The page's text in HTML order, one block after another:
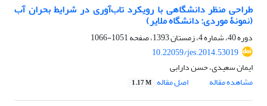
طراحی منظر دانشگاهی با رویکرد تاب‌آوری در شرایط بحران آب
(نمونۀ موردی: دانشگاه ملایر)
دوره 40، شماره 4، زمستان 1393، صفحه
1051-1066
10.22059/jes.2014.53019
ایمان سعیدی، حسن دارابی
مشاهده مقاله
اصل مقاله 1.17 M